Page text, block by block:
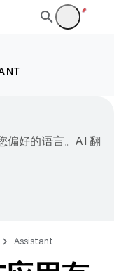
偏好的语言。AI 翻
Assistant